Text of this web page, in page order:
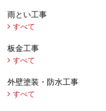
雨とい工事
すべて
板金工事
すべて
外壁塗装・防水工事
すべて